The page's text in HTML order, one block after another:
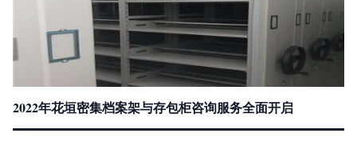
2022年花垣密集档案架与存包柜咨询服务全面开启